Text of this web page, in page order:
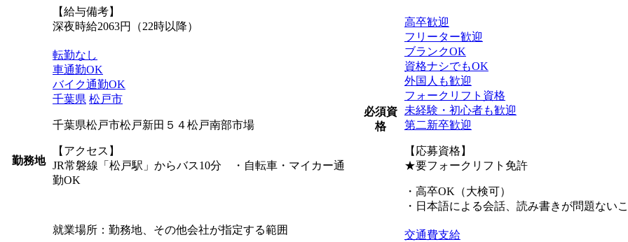
【給与備考】
深夜時給2063円（22時以降）
勤務地
転勤なし
車通勤OK
バイク通勤OK
千葉県 松戸市
千葉県松戸市松戸新田５４松戸南部市場
【アクセス】
JR常磐線「松戸駅」からバス10分 ・自転車・マイカー通
勤OK
就業場所：勤務地、その他会社が指定する範囲
必須資
格
高卒歓迎
フリーター歓迎
ブランクOK
資格ナシでもOK
外国人も歓迎
フォークリフト資格
未経験・初心者も歓迎
第二新卒歓迎
【応募資格】
★要フォークリフト免許
・高卒OK（大検可）
・日本語による会話、読み書きが問題ない
交通費支給